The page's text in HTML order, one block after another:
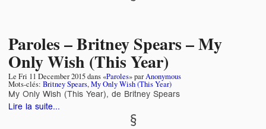
Paroles – Britney Spears – My
Only Wish (This Year)
Le Fri 11 December 2015dans «Paroles» parAnonymous
Mots-clés: Britney Spears,My Only Wish (This Year)
My Only Wish (This Year), de Britney Spears
Lire la suite...